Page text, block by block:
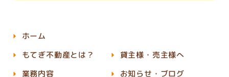
ホーム
もてぎ不動産とは？
業務内容
貸主様・売主様へ
お知らせ・ブログ